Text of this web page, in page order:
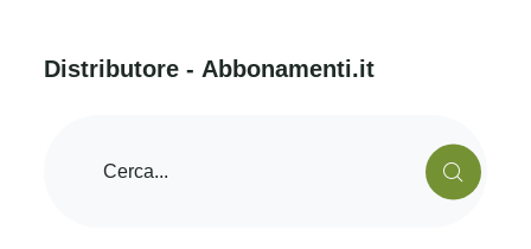
Distri butore - Abbonamenti.it